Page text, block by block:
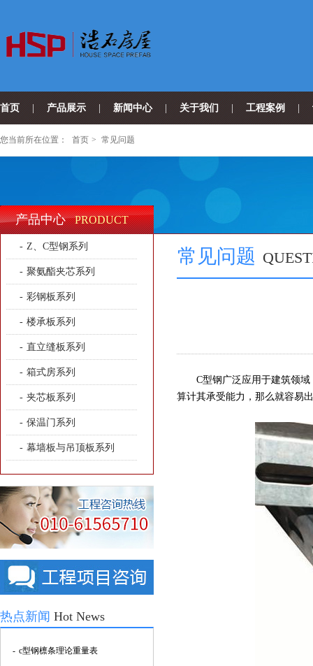
首页 产品展示 新闻中心 关于我们 工程案例
您当前所在位置： 首页 > 常见问题
产品中心 PRODUCT
- Z、C型钢系列
- 聚氨酯夹芯系列
- 彩钢板系列
- 楼承板系列
- 直立缝板系列
- 箱式房系列
- 夹芯板系列
- 保温门系列
- 幕墙板与吊顶板系列
热点新闻 Hot News
- c型钢檩条理论重量表
常见问题
C型钢广泛应用于建筑领域
算计其承受能力，那么就容易